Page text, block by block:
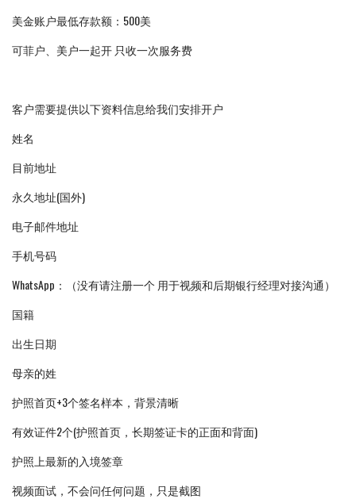
美金账户最低存款额：500美
可菲户、美户一起开 只收一次服务费
客户需要提供以下资料信息给我们安排开户
姓名
目前地址
永久地址(国外)
电子邮件地址
手机号码
WhatsApp：（没有请注册一个 用于视频和后期银行经理对接沟通）
国籍
出生日期
母亲的姓
护照首页+3个签名样本，背景清晰
有效证件2个(护照首页，长期签证卡的正面和背面)
护照上最新的入境签章
视频面试，不会问任何问题，只是截图